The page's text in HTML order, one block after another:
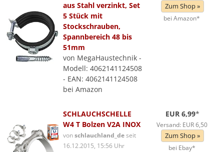
aus Stahl verzinkt, Set
5 Stück mit
Stockschrauben,
Spannbereich 48 bis
51mm
von MegaHaustechnik -
Modell: 4062141124508
- EAN: 4062141124508
bei Amazon
Zum Shop »
bei Amazon*
SCHLAUCHSCHELLE
W4 T Bolzen V2A INOX
vonschlauchland_deseit
16.12.2015, 15:56 Uhr
EUR 6,99*
Versand: EUR 6,50
Zum Shop »
bei Ebay*